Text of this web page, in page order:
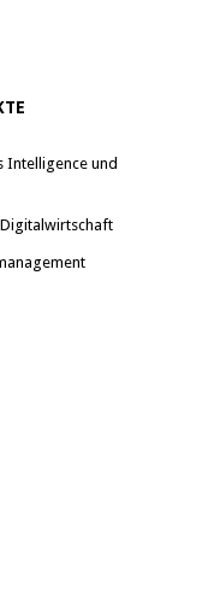
Intelligence und